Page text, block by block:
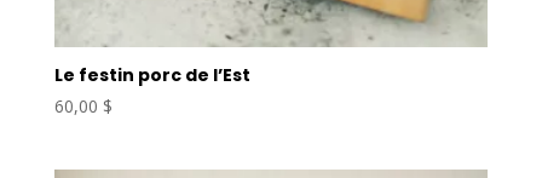
Le festin porc de l’Est
60,00 $